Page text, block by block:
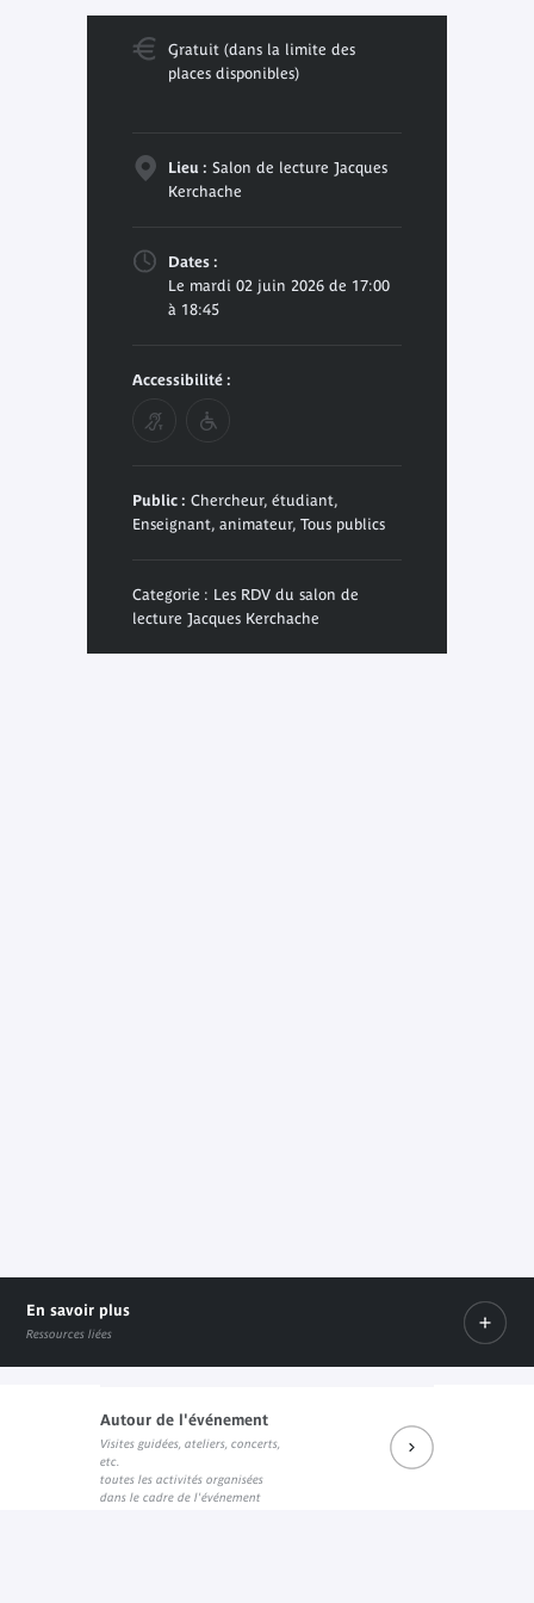
Gratuit (dans la limite des
places disponibles)
Lieu : Salon de lecture Jacques
Kerchache
Dates :
Le mardi 02 juin 2026 de 17:00
à 18:45
Accessibilité :
Public : Chercheur, étudiant,
Enseignant, animateur, Tous publics
Categorie : Les RDV du salon de
lecture Jacques Kerchache
En savoir plus
Ressources liées
Prochains rendez-vous du salon de lecture JK
Lien externe
Réécouter les dernières rencontres
Lien externe
Prochains événements sur
Lien externe
Autour de l'événement
Visites guidées, ateliers, concerts,
etc.
toutes les activités organisées
dans le cadre de l'événement